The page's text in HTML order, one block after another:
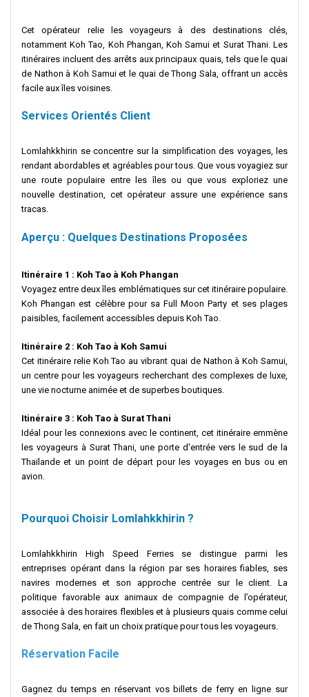
Cet opérateur relie les voyageurs à des destinations clés,
notamment Koh Tao, Koh Phangan, Koh Samui et Surat Thani. Les
itinéraires incluent des arrêts aux principaux quais, tels que le quai
de Nathon à Koh Samui et le quai de Thong Sala, offrant un accès
facile aux îles voisines.
Services Orientés Client
Lomlahkkhirin se concentre sur la simplification des voyages, les
rendant abordables et agréables pour tous. Que vous voyagiez sur
une route populaire entre les îles ou que vous exploriez une
nouvelle destination, cet opérateur assure une expérience sans
tracas.
Aperçu : Quelques Destinations Proposées
Itinéraire 1 : Koh Tao à Koh Phangan
Voyagez entre deux îles emblématiques sur cet itinéraire populaire.
Koh Phangan est célèbre pour sa Full Moon Party et ses plages
paisibles, facilement accessibles depuis Koh Tao.
Itinéraire 2 : Koh Tao à Koh Samui
Cet itinéraire relie Koh Tao au vibrant quai de Nathon à Koh Samui,
un centre pour les voyageurs recherchant des complexes de luxe,
une vie nocturne animée et de superbes boutiques.
Itinéraire 3 : Koh Tao à Surat Thani
Idéal pour les connexions avec le continent, cet itinéraire emmène
les voyageurs à Surat Thani, une porte d'entrée vers le sud de la
Thaïlande et un point de départ pour les voyages en bus ou en
avion.
Pourquoi Choisir Lomlahkkhirin ?
Lomlahkkhirin High Speed Ferries se distingue parmi les
entreprises opérant dans la région par ses horaires fiables, ses
navires modernes et son approche centrée sur le client. La
politique favorable aux animaux de compagnie de l’opérateur,
associée à des horaires flexibles et à plusieurs quais comme celui
de Thong Sala, en fait un choix pratique pour tous les voyageurs.
Réservation Facile
Gagnez du temps en réservant vos billets de ferry en ligne sur